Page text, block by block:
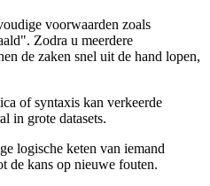
voorwaarden zoals
Zodra u meerdere
de zaken snel uit de hand lopen,
of syntaxis kan verkeerde
in grote datasets.
logische keten van iemand
de kans op nieuwe fouten.